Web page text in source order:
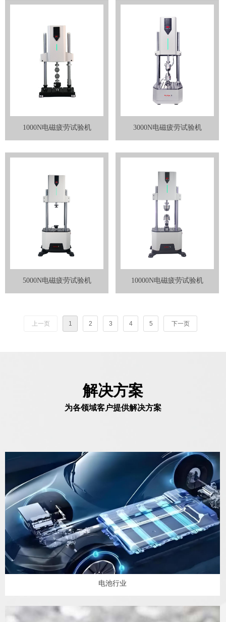
1000N电磁疲劳试验机 3000N电磁疲劳试验机
5000N电磁疲劳试验机 10000N电磁疲劳试验机
上一页 1 2 3 4 5 下一页
电池行业
解决方案
为各领域客户提供解决方案